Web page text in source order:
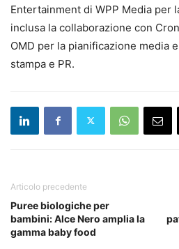
Entertainment di WPP Media
inclusa la collaborazione con
OMD per la pianificazione media
stampa e PR.
Articolo precedente
Puree biologiche per
bambini: Alce Nero amplia la
gamma baby food